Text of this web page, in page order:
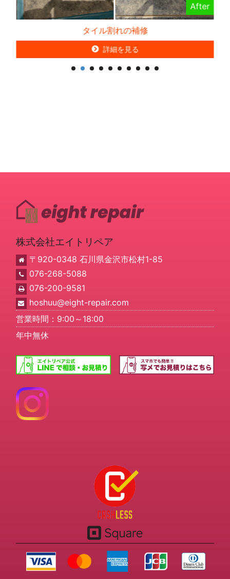
After
タイル割れの補修
詳細を見る
詳細を見る
株式会社エイトリペア
〒920-0348 石川県金沢市松村1-85
076-268-5088
076-200-9581
hoshuu@eight-repair.com
営業時間：9:00～18:00
年中無休